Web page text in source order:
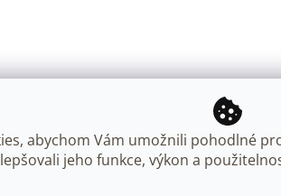
abychom Vám umožnili pohodlné
jeho funkce, výkon a